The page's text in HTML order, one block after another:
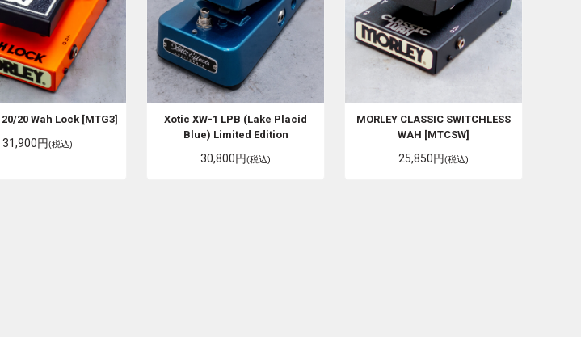
20/20 Wah Lock [MTG3]
31,900円(税込)
XoticXW-1 LPB (Lake Placid
Blue) Limited Edition
30,800円(税込)
MORLEY CLASSIC SWITCHLESS
WAH [MTCSW]
25,850円(税込)